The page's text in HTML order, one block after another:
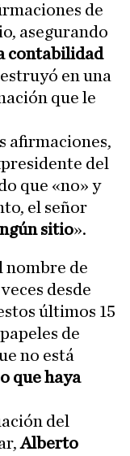
de
asegurando
contabilidad
en una
que le
afirmaciones,
del
que «no» y
el señor
sitio».
nombre de
desde
últimos 15
de
no está
que haya
del
Alberto